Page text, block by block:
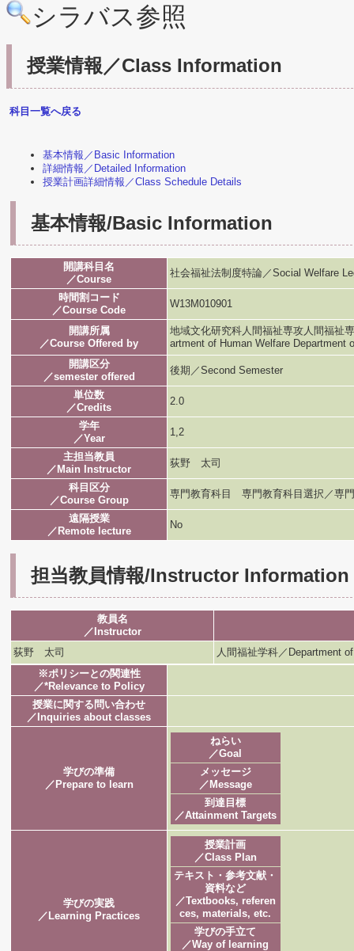
シラバス参照
授業情報／Class Information
科目一覧へ戻る
基本情報／Basic Information
詳細情報／Detailed Information
授業計画詳細情報／Class Schedule Details
基本情報/Basic Information
開講科目名
／Course
社会福祉法制度特論／Social Welfare
時間割コード
／Course Code
W13M010901
開講所属
／Course Offered by
地域文化研究科人間福祉専攻人間福祉
artment of Human Welfare Department
開講区分
／semester offered
後期／Second Semester
単位数
／Credits
2.0
学年
／Year
1,2
主担当教員
／Main Instructor
荻野 太司
科目区分
／Course Group
専門教育科目 専門教育科目選択／専
遠隔授業
／Remote lecture
No
担当教員情報/Instructor Information
教員名
／Instructor
荻野 太司
人間福祉学科／Department
※ポリシーとの関連性
／*Relevance to Policy
授業に関する問い合わせ
／Inquiries about classes
学びの準備
／Prepare to learn
ねらい
／Goal
メッセージ
／Message
到達目標
／Attainment Targets
学びの実践
／Learning Practices
授業計画
／Class Plan
テキスト・参考文献・
資料など
／Textbooks, referen
ces, materials, etc.
学びの手立て
／Way of learning